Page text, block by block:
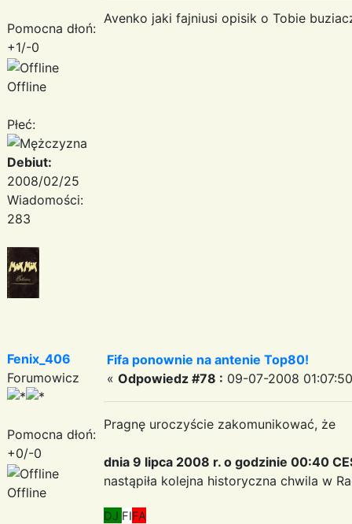
Pomocna dłoń:
+1/-0
Offline
Płeć:
Debiut:
2008/02/25
Wiadomości:
283
Avenko jaki fajniusi opisik o Tobie
Fenix_406
Forumowicz
Pomocna dłoń:
+0/-0
Offline
Fifa ponownie na antenie Top80!
« Odpowiedz #78 : 09-07-2008
Pragnę uroczyście zakomunikować, że
dnia 9 lipca 2008 r. o godzinie 00:40
nastąpiła kolejna historyczna chwila w
DJ FIFA